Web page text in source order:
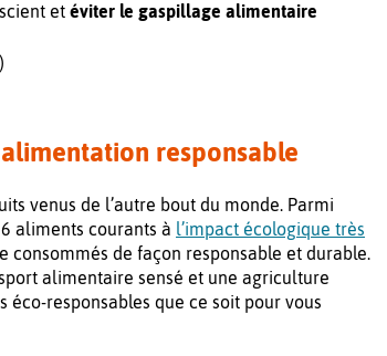
et éviter le gaspillage alimentaire
responsable
venus de l’autre bout du monde. Parmi
aliments courants à l’impact écologique très
consommés de façon responsable et durable.
alimentaire sensé et une agriculture
responsables que ce soit pour vous